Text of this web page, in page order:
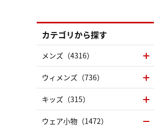
カテゴリから探す
メンズ（4316）
ウィメンズ（736）
キッズ（315）
ウェア小物（1472）